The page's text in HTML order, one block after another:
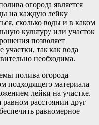
огорода является
на каждую лейку
сколько воды и в каком
культуру или участок
позволяет
так как вода
необходима.
полива огорода
подходящего материала
лейки на участке.
расстоянии друг
равномерное